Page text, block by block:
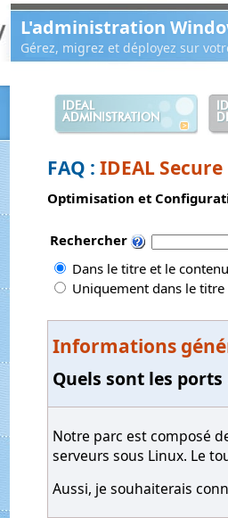
L'administration
Gérez, migrez et déployez sur
IDEAL
ADMINISTRATION
FAQ :IDEAL Secure
Optimisation et
Rechercher
Dans le titre et le contenu
Uniquement dans le titre
Informations
Quels sont les
Notre parc est composé
serveurs sous Linux. Le
Aussi, je souhaiterais